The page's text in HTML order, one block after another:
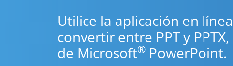
Utilice la aplicación en
convertir entre PPT y
de Microsoft® PowerPoint.